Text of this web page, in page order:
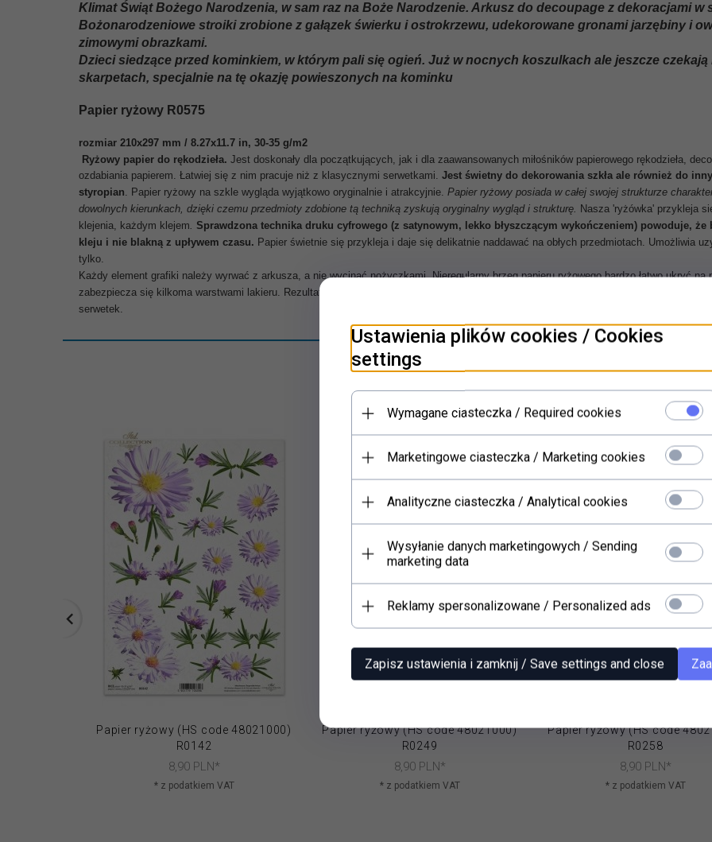
Klimat Świąt Bożego Narodzenia, w sam raz na Boże Narodzenie. Arkusz do decoupage z dekoracjami w
Bożonarodzeniowe stroiki zrobione z gałązek świerku i ostrokrzewu, udekorowane gronami jarzębiny i
zimowymi obrazkami.
Dzieci siedzące przed kominkiem, w którym pali się ogień. Już w nocnych koszulkach ale jeszcze
skarpetach, specjalnie na tę okazję powieszonych na kominku
Papier ryżowy R0575
rozmiar 210x297 mm / 8.27x11.7 in, 30-35 g/m2
Ryżowy papier do rękodzieła. Jest doskonały dla początkujących, jak i dla zaawansowanych miłośników papierowego rękodzieła,
ozdabiania papierem. Łatwiej się z nim pracuje niż z klasycznymi serwetkami. Jest świetny do dekorowania szkła ale również do
styropian. Papier ryżowy na szkle wygląda wyjątkowo oryginalnie i atrakcyjnie. Papier ryżowy posiada w całej swojej strukturze
dowolnych kierunkach, dzięki czemu przedmioty zdobione tą techniką zyskują oryginalny wygląd i strukturę. Nasza 'ryżówka' przykleja
klejenia, każdym klejem. Sprawdzona technika druku cyfrowego (z satynowym, lekko błyszczącym wykończeniem) powoduje,
kleju i nie blakną z upływem czasu. Papier świetnie się przykleja i daje się delikatnie naddawać na obłych przedmiotach. Umożliwia
tylko.
Każdy element grafiki należy wyrwać z arkusza, a nie wycinać nożyczkami. Nieregularny brzeg papieru ryżowego bardzo łatwo ukryć
zabezpiecza się kilkoma warstwami lakieru. Rezultat jest po prostu spektakularny.
Jaki papier stosować do decoupage?
serwetek.
Papier ryżowy (HS code 48021000)
R0142
8,90 PLN*
* z podatkiem VAT
Papier ryżowy (HS code 48021000)
R0249
8,90 PLN*
* z podatkiem VAT
Papier ryżowy (HS code
R0258
8,90 PLN*
* z podatkiem VAT
Ustawienia plików cookies / Cookies
settings
Wymagane ciasteczka / Required cookies
Marketingowe ciasteczka / Marketing cookies
Analityczne ciasteczka / Analytical cookies
Wysyłanie danych marketingowych / Sending
marketing data
Reklamy spersonalizowane / Personalized ads
Zapisz ustawienia i zamknij / Save settings and close